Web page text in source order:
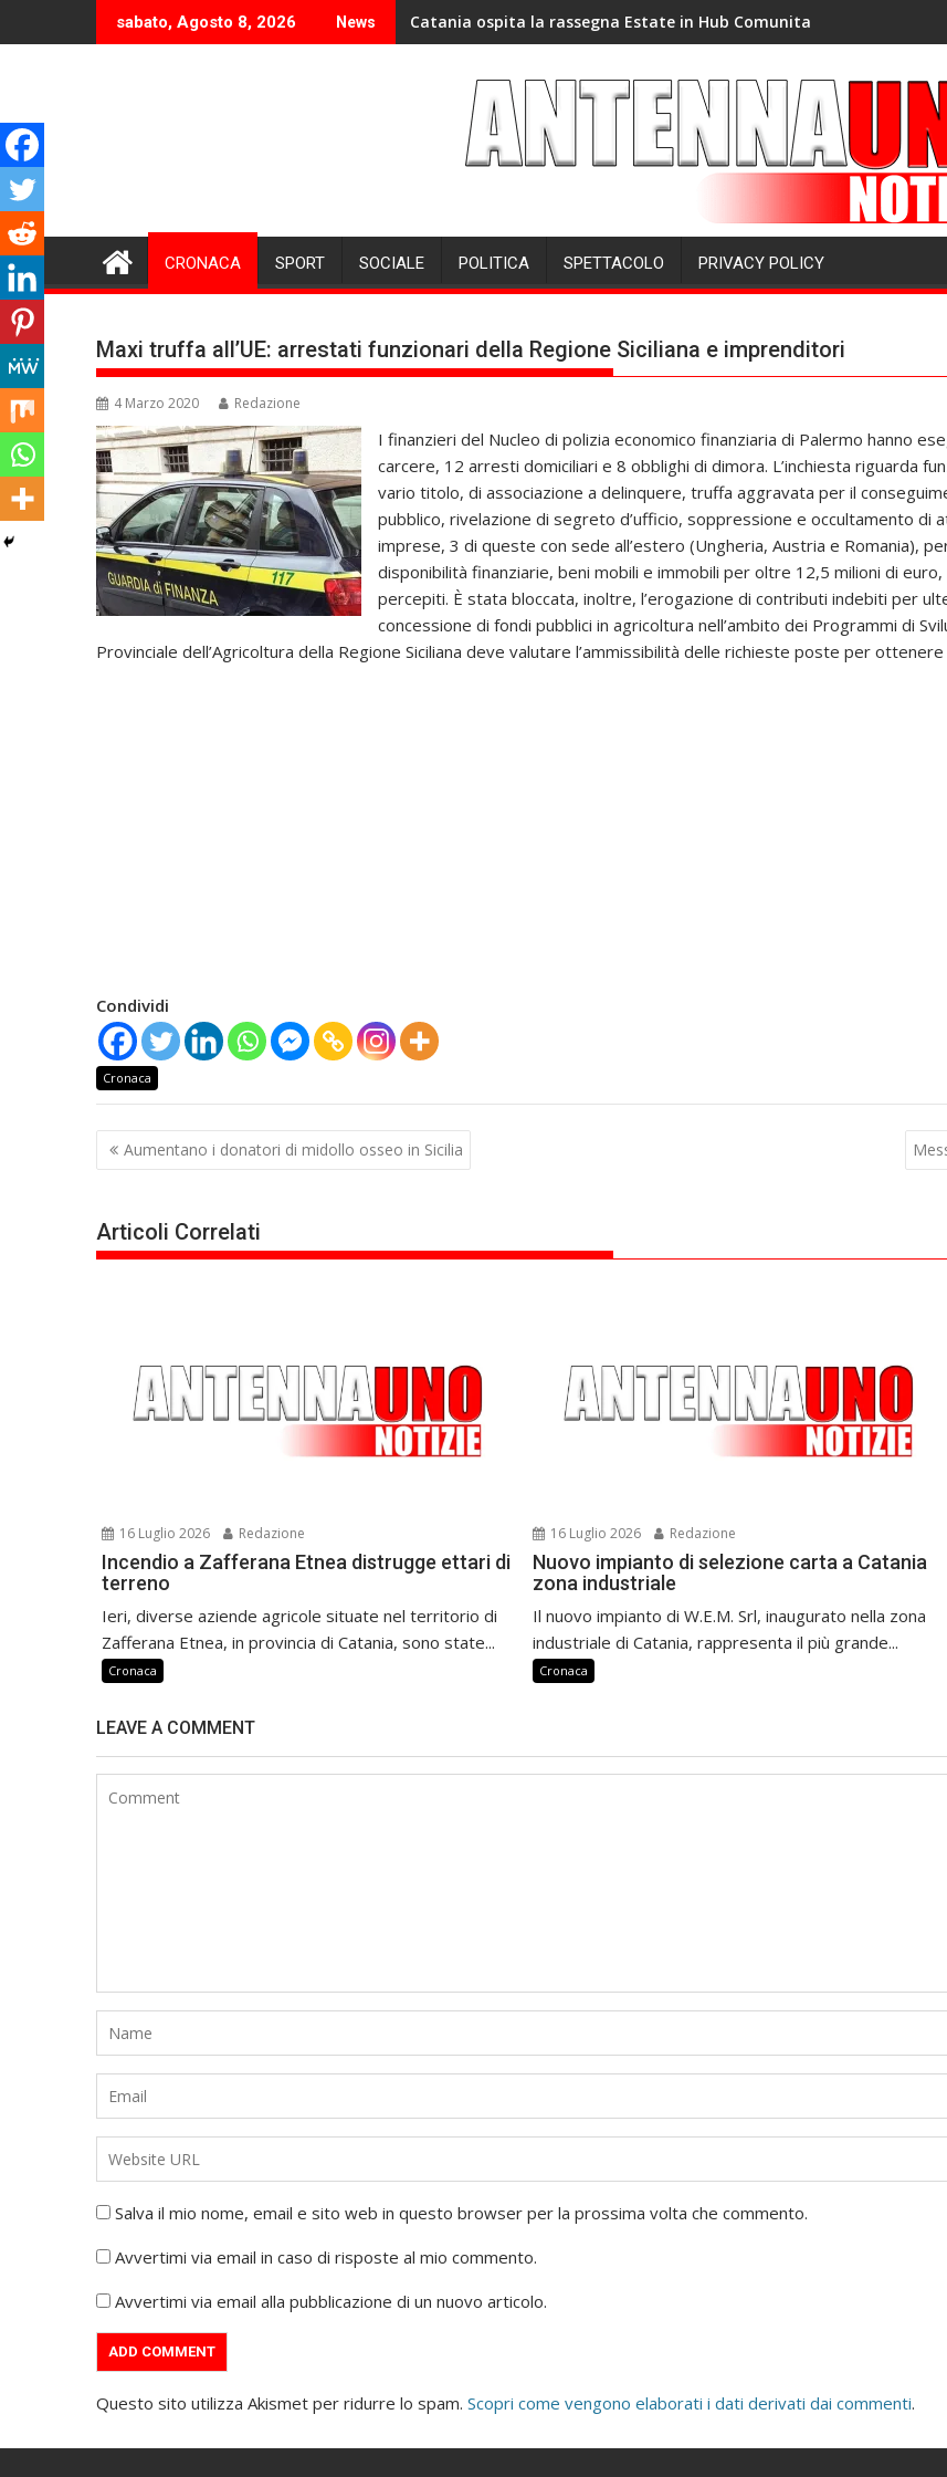
to
sabato, Agosto 8, 2026 News Catania ospita la rassegna Estate in Hub Comunita
CRONACA SPORT SOCIALE POLITICA SPETTACOLO PRIVACY POLICY
Maxi truffa all’UE: arrestati funzionari della Regione Siciliana e imprenditori
4 Marzo 2020 Redazione
I finanzieri del Nucleo di polizia economico finanziaria di Palermo hanno
carcere, 12 arresti domiciliari e 8 obblighi di dimora. L’inchiesta riguarda
vario titolo, di associazione a delinquere, truffa aggravata per il
pubblico, rivelazione di segreto d’ufficio, soppressione e occultamento
imprese, 3 di queste con sede all’estero (Ungheria, Austria e Romania),
disponibilità finanziarie, beni mobili e immobili per oltre 12,5 milioni di
percepiti. È stata bloccata, inoltre, l’erogazione di contributi indebiti per
concessione di fondi pubblici in agricoltura nell’ambito dei Programmi di
Provinciale dell’Agricoltura della Regione Siciliana deve valutare l’ammissibilità delle richieste poste per
Condividi
Cronaca
Navigazione
articoli
Aumentano i donatori di midollo osseo in Sicilia
Articoli Correlati
16 Luglio 2026 Redazione
Incendio a Zafferana Etnea distrugge ettari di
terreno
Ieri, diverse aziende agricole situate nel territorio di
Zafferana Etnea, in provincia di Catania, sono state...
Cronaca
16 Luglio 2026 Redazione
Nuovo impianto di selezione carta a Catania
zona industriale
Il nuovo impianto di W.E.M. Srl, inaugurato nella zona
industriale di Catania, rappresenta il più grande...
Cronaca
LEAVE A COMMENT
Salva il mio nome, email e sito web in questo browser per la prossima volta che commento.
Avvertimi via email in caso di risposte al mio commento.
Avvertimi via email alla pubblicazione di un nuovo articolo.
Questo sito utilizza Akismet per ridurre lo spam. Scopri come vengono elaborati i dati derivati dai commenti.